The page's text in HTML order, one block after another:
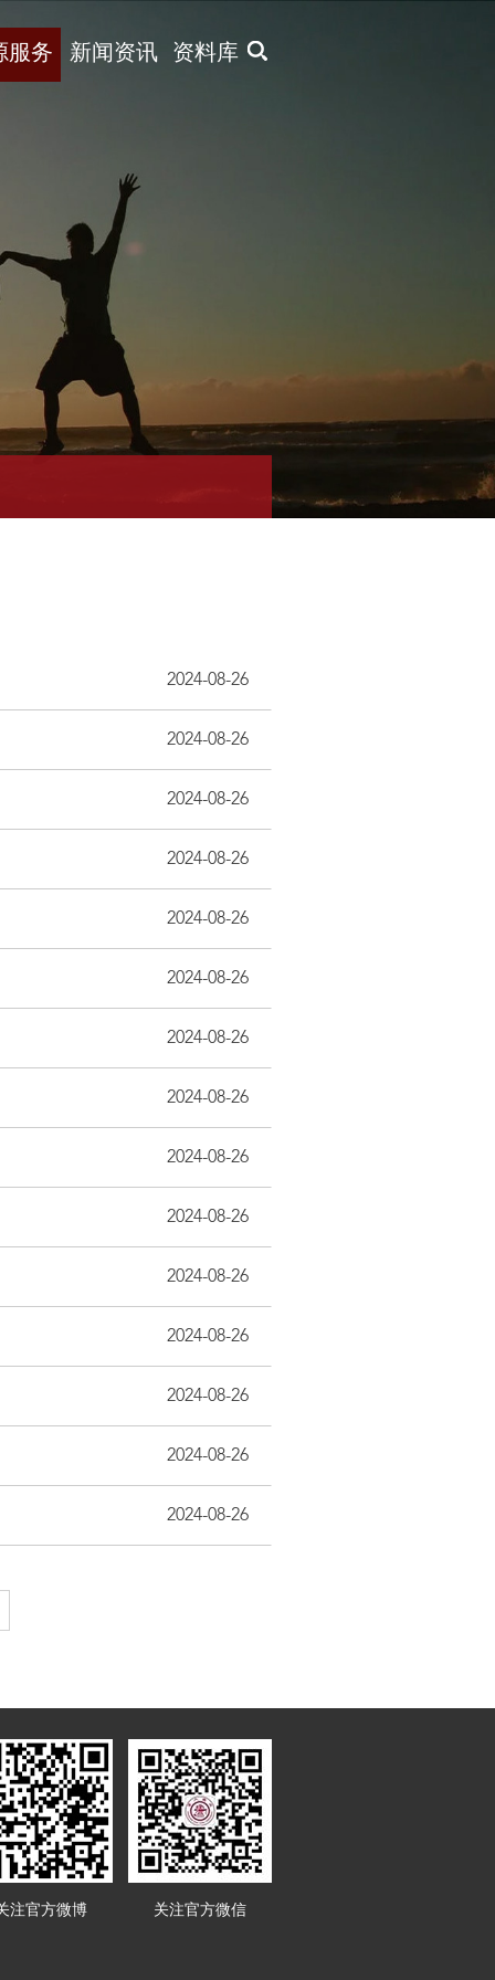
X
服务 新闻资讯 资料库
2024-08-26
2024-08-26
2024-08-26
2024-08-26
2024-08-26
2024-08-26
2024-08-26
2024-08-26
2024-08-26
2024-08-26
2024-08-26
2024-08-26
2024-08-26
2024-08-26
2024-08-26
注官方微博 关注官方微信